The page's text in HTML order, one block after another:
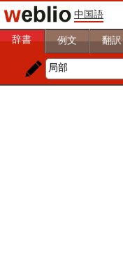
中国語
辞書 例文 翻訳